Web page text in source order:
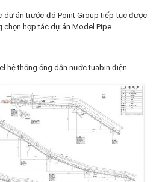
dự án trước đó Point Group tiếp tục được
chọn hợp tác dự án Model Pipe
hệ thống ống dẫn nước tuabin điện